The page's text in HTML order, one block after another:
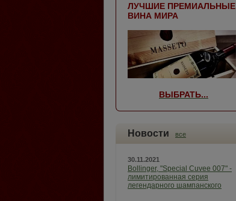
ЛУЧШИЕ ПРЕМИАЛЬНЫЕ
ВИНА МИРА
ВЫБРАТЬ...
Новости все
30.11.2021
Bollinger, "Special Cuvee 007" -
лимитированная серия
легендарного шампанского